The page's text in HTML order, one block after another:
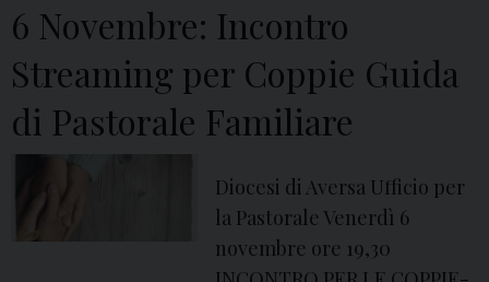
6 Novembre: Incontro
Streaming per Coppie Guida
di Pastorale Familiare
Diocesi di Aversa Ufficio per
la Pastorale Venerdì 6
novembre ore 19,30